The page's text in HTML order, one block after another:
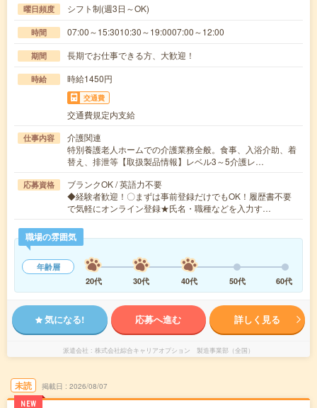
曜日頻度 シフト制(週3日～OK)
時間 07:00～15:3010:30～19:0007:00～12:00
期間 長期でお仕事できる方、大歓迎！
時給 時給1450円
交通費
交通費規定内支給
仕事内容
介護関連
特別養護老人ホームでの介護業務全般。食事、入浴介助、着
替え、排泄等【取扱製品情報】レベル3～5介護レ…
応募資格
ブランクOK / 英語力不要
◆経験者歓迎！〇まずは事前登録だけでもOK！履歴書不要
で気軽にオンライン登録★氏名・職種などを入力す…
職場の雰囲気
年齢層
20代
30代 40代 50代 60代
気になる! 応募へ進む 詳しく見る
派遣会社 株式会社綜合キャリアオプション 製造事業部（全国）
未読
NEW
掲載日 2026/08/07